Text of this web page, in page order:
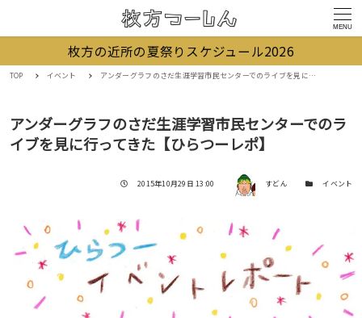
MENU
枚方の近所の夏祭りスケジュール2026
TOP イベント アンダーグラフのさだ生涯学習市民センターでのライブを見に行ってきた【ひらつーレポ】
アンダーグラフのさだ生涯学習市民センターでのラ
イブを見に行ってきた【ひらつーレポ】
投稿日
2015年10月29日 13:00 著者 すどん カテゴリー
イベント